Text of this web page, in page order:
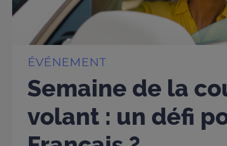
ÉVÉNEMENT
Semaine de la
volant : un défi